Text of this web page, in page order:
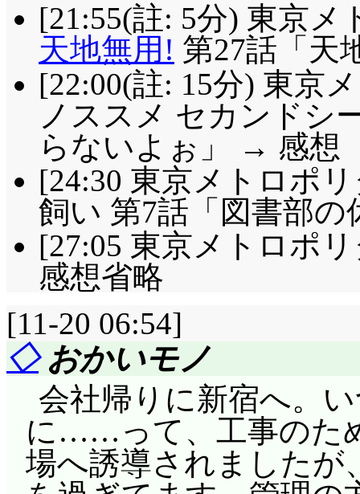
[21:55(註: 5分) 東京
天地無用! 第27話「天
[22:00(註: 15分) 東京
ノススメ セカンドシ
らないよぉ」 → 感想
[24:30 東京メトロポ
飼い 第7話「図書部
[27:05 東京メトロポ
感想省略
[11-20 06:54]
◇おかいモノ
会社帰りに新宿へ。
に……って、工事のた
場へ誘導されましたが